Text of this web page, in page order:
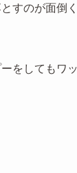
すのが面倒く
をしてもワ